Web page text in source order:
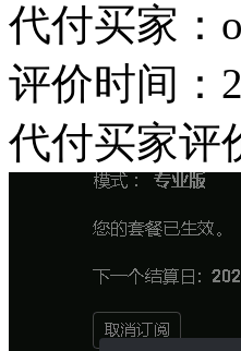
代付买家：
评价时间：
代付买家评